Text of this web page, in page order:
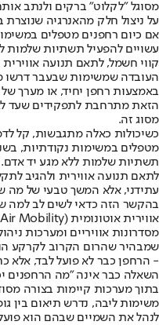
מסוגל "לקלוט" ברקים ולנתב
על ניצול חלק מהאנרגיה שנוצרת
אם כיום רחפנים מטפלים
עשויים להפעיל תשתיות שלמות
קווי חשמל, לתאם תנועה
העובדה שמשימות שבעבר דרשו
באמצעות רחפן יחיד, או מערך
הזאת מתרחבת לתפקידים שעד
מסוג זה.
כשיכולות כאלה מתגבשות, קל
מטפלים במשימות נקודתיות,
תשתיות שלמות ללא מגע יד אדם.
לתאם תנועה אווירית ולהגיב
עתידני, אלא המשך טבעי של מה
בהקשר הזה כדאי לשים לב למה
שמבהיר שהרום הקרוב לקרקע
- הרחפן כבר לא פועל לבד, אלא
השאלה כבר אינה "מה הרחפנים
בתוך מערכות קיימות בצורה
משימות ליבה, נדרש תיאום בין
לנהל את השמיים שבהם הוא